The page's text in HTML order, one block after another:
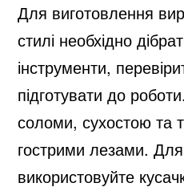
Для виготовлення
стилі необхідно
інструменти,
підготувати до
соломи, сухостою та
гострими лезами.
використовуйте
Пошук…
Контакти
Зв’язок з автором